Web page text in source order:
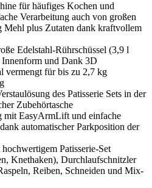
für häufiges Kochen und
Verarbeitung auch von großen
Mehl plus Zutaten dank kraftvollem
Edelstahl-Rührschüssel (3,9 l
und Dank 3D
vermengt für bis zu 2,7 kg
des Patisserie Sets in der
Zubehörtasche
mit EasyArmLift und einfache
automatischer Parkposition der
Patisserie-Set
Knethaken), Durchlaufschnitzler
Reiben, Schneiden und Mix-